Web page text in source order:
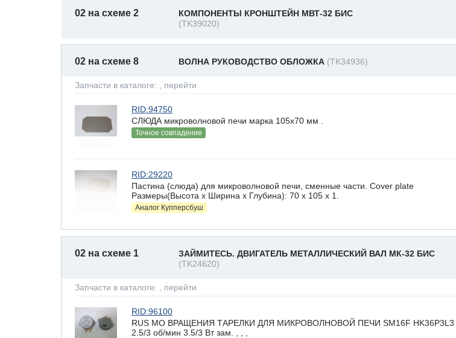
02 на схеме 2
КОМПОНЕНТЫ КРОНШТЕЙН МВТ-32 БИС
(TK39020)
02 на схеме 8 ВОЛНА РУКОВОДСТВО ОБЛОЖКА (TK34936)
Запчасти в каталоге: , перейти
RID:94750
СЛЮДА микроволновой печи марка 105x70 мм .
Точное совпадение
RID:29220
Пастина (слюда) для микроволновой печи, сменные части. Cover plate
Размеры(Высота х Ширина х Глубина): 70 x 105 х 1.
Аналог Купперсбуш
02 на схеме 1
ЗАЙМИТЕСЬ. ДВИГАТЕЛЬ МЕТАЛЛИЧЕСКИЙ ВАЛ МК-32 БИС
(TK24620)
Запчасти в каталоге: , перейти
RID:96100
RUS МО ВРАЩЕНИЯ ТАРЕЛКИ ДЛЯ МИКРОВОЛНОВОЙ ПЕЧИ SM16F HK36P3L3
2.5/3 об/мин 3.5/3 Вт зам. , , ,